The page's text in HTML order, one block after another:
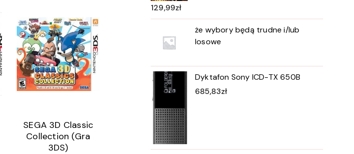
SEGA 3D Classic
Collection (Gra
3DS)
129,99zł
że wybory będą trudne i/lub
losowe
Dyktafon Sony ICD-TX 650B
685,83zł